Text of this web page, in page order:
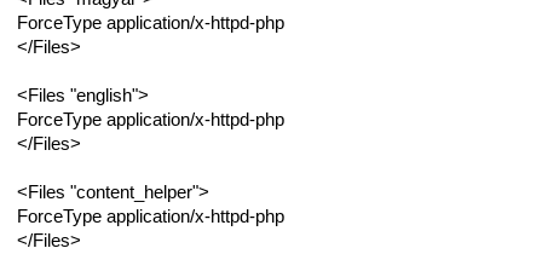
ForceType application/x-httpd-php
</Files>
<Files "english">
ForceType application/x-httpd-php
</Files>
<Files "content_helper">
ForceType application/x-httpd-php
</Files>